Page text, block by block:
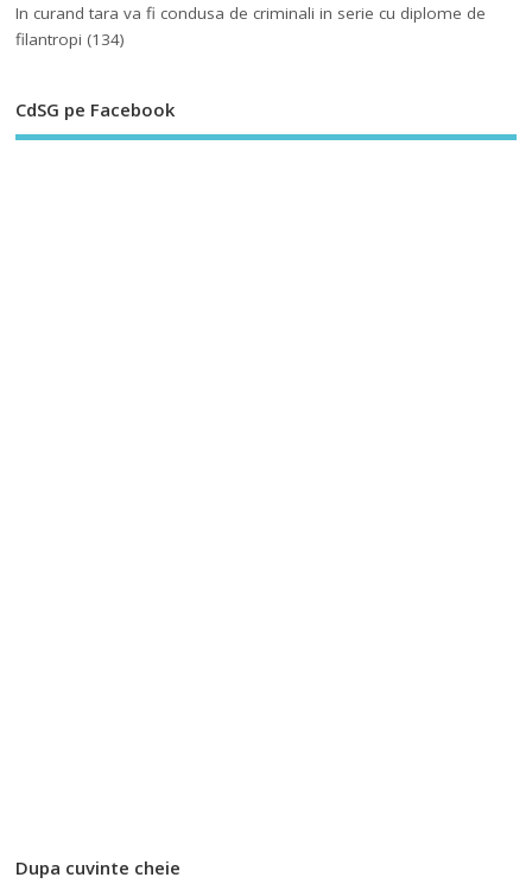
In curand tara va fi condusa de criminali in serie cu diplome de
filantropi (134)
CdSG pe Facebook
Dupa cuvinte cheie